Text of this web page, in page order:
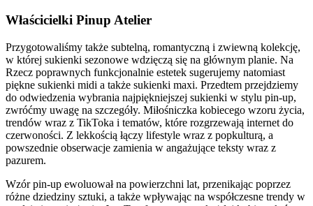
Właścicielki Pinup Atelier
Przygotowaliśmy także subtelną, romantyczną i zwiewną kolekcję,
w której sukienki sezonowe wdzięczą się na głównym planie. Na
Rzecz poprawnych funkcjonalnie estetek sugerujemy natomiast
piękne sukienki midi a także sukienki maxi. Przedtem przejdziemy
do odwiedzenia wybrania najpiękniejszej sukienki w stylu pin-up,
zwróćmy uwagę na szczegóły. Miłośniczka kobiecego wzoru życia,
trendów wraz z TikToka i tematów, które rozgrzewają internet do
czerwoności. Z lekkością łączy lifestyle wraz z popkulturą, a
powszednie obserwacje zamienia w angażujące teksty wraz z
pazurem.
Wzór pin-up ewoluował na powierzchni lat, przenikając poprzez
różne dziedziny sztuki, a także wpływając na współczesne trendy w